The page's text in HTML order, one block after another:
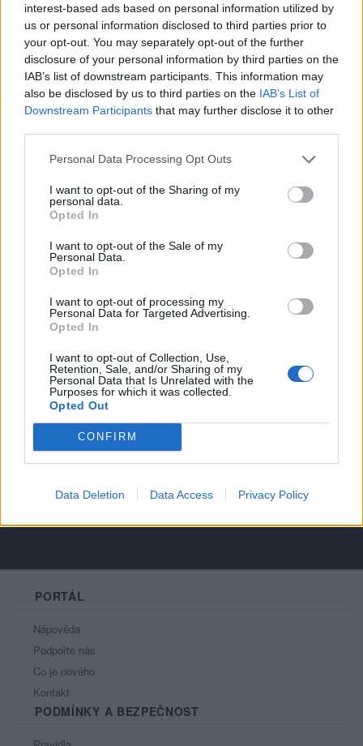
interest-based ads based on personal information utilized by
us or personal information disclosed to third parties prior to
your opt-out. You may separately opt-out of the further
disclosure of your personal information by third parties on the
IAB’s list of downstream participants. This information may
also be disclosed by us to third parties on the IAB’s List of
Downstream Participants that may further disclose it to other
Personal Data Processing Opt Outs
I want to opt-out of the Sharing of my
personal data.
Opted In
I want to opt-out of the Sale of my
Personal Data.
Opted In
I want to opt-out of processing my
Personal Data for Targeted Advertising.
Opted In
I want to opt-out of Collection, Use,
Retention, Sale, and/or Sharing of my
Personal Data that Is Unrelated with the
Purposes for which it was collected.
Opted Out
CONFIRM
Data Deletion Data Access Privacy Policy
0 uživatelům se líbí
Neověřený profil
Tento uživatel zatím neprokázal svou identitu ověřovací
fotografií. U neověřených profilů nelze zaručit, že fotografie a
Země:
Napsat uživateli vzkaz
Informace o profilu a chatu
Registrace od: 05.04.2014 17:51
Prochatováno: 0.00 hod.
Počet přátel: 5
Líbí se:0
Oblibené místnosti
Sledované diskuze:Informace pro uživatele
PORTÁL
Nápověda
Podpořte nás
Co je nového
Kontakt
PODMÍNKY A BEZPEČNOST